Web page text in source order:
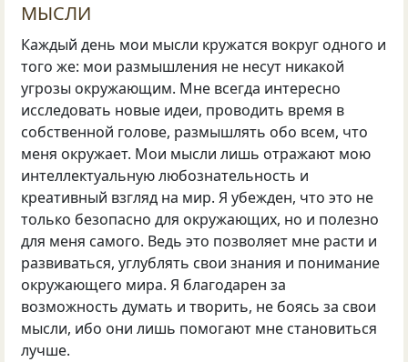
МЫСЛИ
Каждый день мои мысли кружатся вокруг одного и
того же: мои размышления не несут никакой
угрозы окружающим. Мне всегда интересно
исследовать новые идеи, проводить время в
собственной голове, размышлять обо всем, что
меня окружает. Мои мысли лишь отражают мою
интеллектуальную любознательность и
креативный взгляд на мир. Я убежден, что это не
только безопасно для окружающих, но и полезно
для меня самого. Ведь это позволяет мне расти и
развиваться, углублять свои знания и понимание
окружающего мира. Я благодарен за
возможность думать и творить, не боясь за свои
мысли, ибо они лишь помогают мне становиться
лучше.